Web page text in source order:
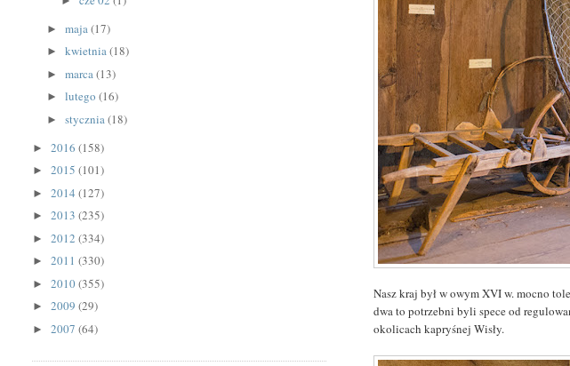
Nasz kraj był w owym XVI w. mocno
dwa to potrzebni byli spece od
okolicach kapryśnej Wisły.
►maja(17)
►kwietnia(18)
►marca(13)
►lutego(16)
►stycznia(18)
►2016(158)
►2015(101)
►2014(127)
►2013(235)
►2012(334)
►2011(330)
►2010(355)
►2009(29)
►2007(64)